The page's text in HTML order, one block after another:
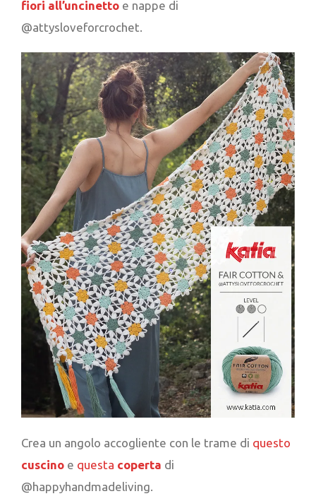
fiori all’uncinetto e nappe di
@attysloveforcrochet.
Crea un angolo accogliente con le trame di questo
cuscino e questa coperta di
@happyhandmadeliving.